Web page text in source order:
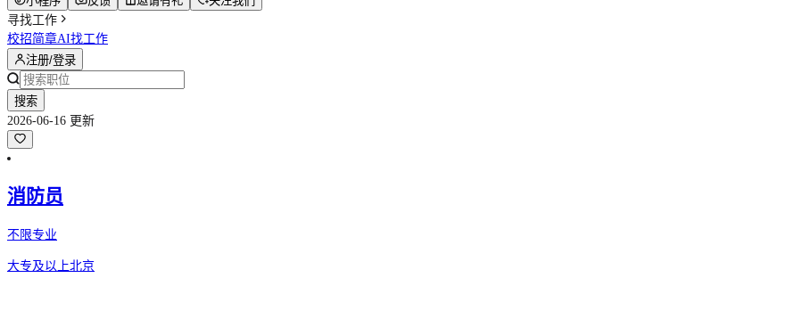
寻找工作
校招简章AI找工作
注册/登录
搜索
2026-06-16 更新
消防员
不限专业
大专及以上北京